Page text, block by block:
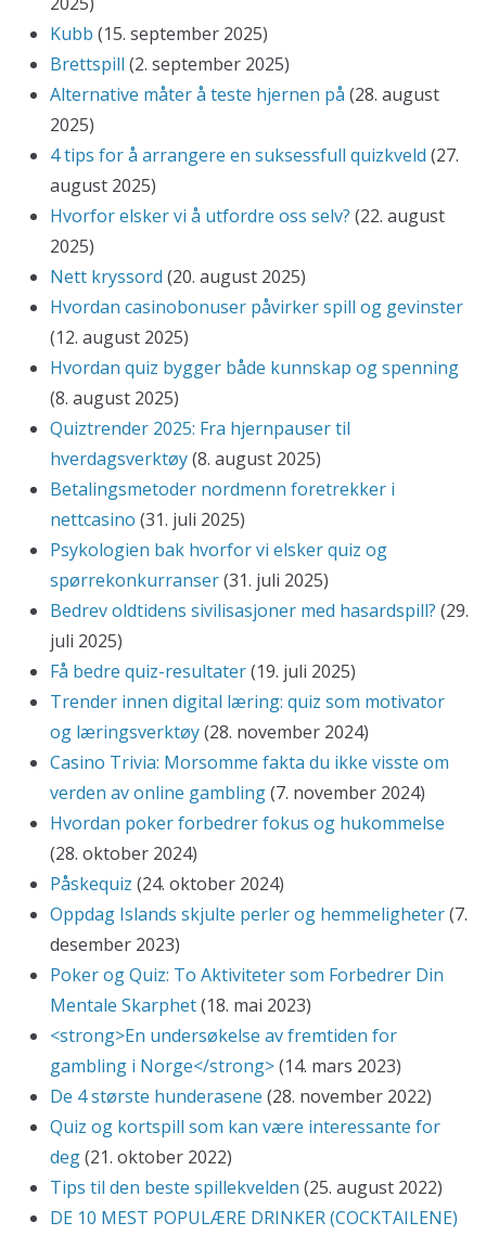
Kubb (15. september 2025)
Brettspill (2. september 2025)
Alternative måter å teste hjernen på (28. august
2025)
4 tips for å arrangere en suksessfull quizkveld (27.
august 2025)
Hvorfor elsker vi å utfordre oss selv? (22. august
2025)
Nett kryssord (20. august 2025)
Hvordan casinobonuser påvirker spill og gevinster
(12. august 2025)
Hvordan quiz bygger både kunnskap og spenning
(8. august 2025)
Quiztrender 2025: Fra hjernpauser til
hverdagsverktøy(8. august 2025)
Betalingsmetoder nordmenn foretrekker i
nettcasino (31. juli 2025)
Psykologien bak hvorfor vi elsker quiz og
spørrekonkurranser(31. juli 2025)
Bedrev oldtidens sivilisasjoner med hasardspill? (29.
juli 2025)
Få bedre quiz-resultater(19. juli 2025)
Trender innen digital læring: quiz som motivator
og læringsverktøy(28. november 2024)
Casino Trivia: Morsomme fakta du ikke visste om
verden av online gambling(7. november 2024)
Hvordan poker forbedrer fokus og hukommelse
(28. oktober 2024)
Påskequiz (24. oktober 2024)
Oppdag Islands skjulte perler og hemmeligheter(7.
desember 2023)
Poker og Quiz: To Aktiviteter som Forbedrer Din
Mentale Skarphet(18. mai 2023)
<strong>En undersøkelse av fremtiden for
gambling i Norge</strong>(14. mars 2023)
De 4 største hunderasene (28. november 2022)
Quiz og kortspill som kan være interessante for
deg(21. oktober 2022)
Tips til den beste spillekvelden (25. august 2022)
DE 10 MEST POPULÆRE DRINKER (COCKTAILENE)